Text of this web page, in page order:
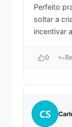
Perfeito
soltar a
incentivar
0
CS